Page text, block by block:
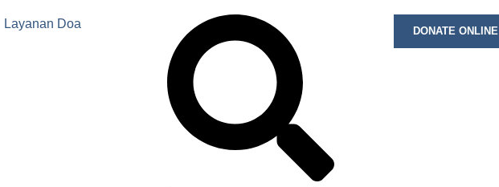
Layanan Doa
DONATE ONLINE